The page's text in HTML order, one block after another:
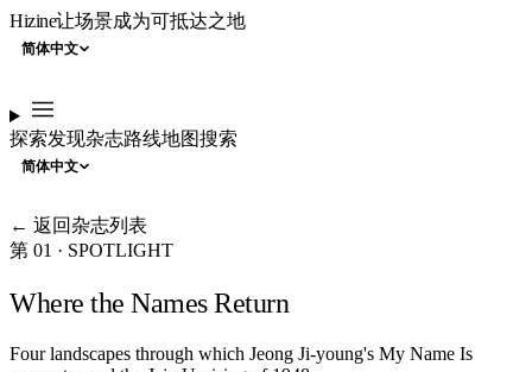
Hizine让场景成为可抵达之地
简体中文
探索发现杂志路线地图搜索
简体中文
← 返回杂志列表
第 01 · SPOTLIGHT
Where the Names Return
Four landscapes through which Jeong Ji-young's My Name Is